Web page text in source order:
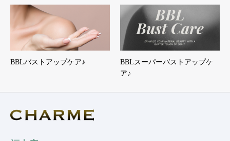
BBLバストアップケア♪
BBLスーパーバストアップケ
ア♪